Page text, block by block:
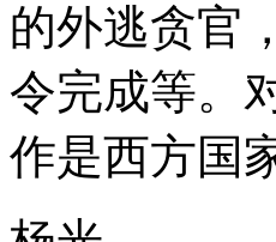
的外逃贪官
令完成等。
作是西方国